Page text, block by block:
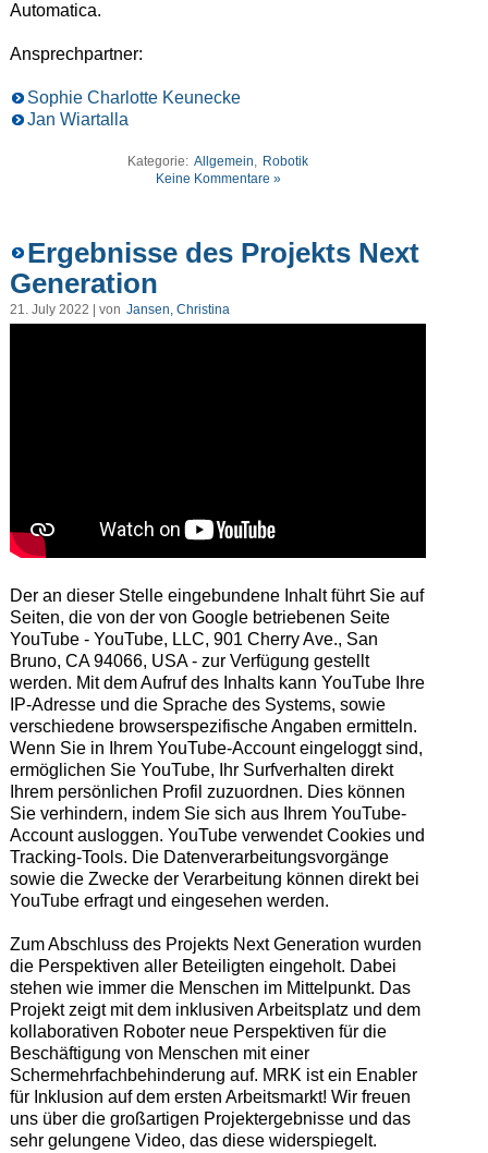
Automatica.
Ansprechpartner:
Sophie Charlotte Keunecke
Jan Wiartalla
Kategorie: Allgemein, Robotik
Keine Kommentare »
Ergebnisse des Projekts Next
Generation
21. July 2022 | von Jansen, Christina
Der an dieser Stelle eingebundene Inhalt führt Sie auf
Seiten, die von der von Google betriebenen Seite
YouTube - YouTube, LLC, 901 Cherry Ave., San
Bruno, CA 94066, USA - zur Verfügung gestellt
werden. Mit dem Aufruf des Inhalts kann YouTube Ihre
IP-Adresse und die Sprache des Systems, sowie
verschiedene browserspezifische Angaben ermitteln.
Wenn Sie in Ihrem YouTube-Account eingeloggt sind,
ermöglichen Sie YouTube, Ihr Surfverhalten direkt
Ihrem persönlichen Profil zuzuordnen. Dies können
Sie verhindern, indem Sie sich aus Ihrem YouTube-
Account ausloggen. YouTube verwendet Cookies und
Tracking-Tools. Die Datenverarbeitungsvorgänge
sowie die Zwecke der Verarbeitung können direkt bei
YouTube erfragt und eingesehen werden.
Zum Abschluss des Projekts Next Generation wurden
die Perspektiven aller Beteiligten eingeholt. Dabei
stehen wie immer die Menschen im Mittelpunkt. Das
Projekt zeigt mit dem inklusiven Arbeitsplatz und dem
kollaborativen Roboter neue Perspektiven für die
Beschäftigung von Menschen mit einer
Schermehrfachbehinderung auf. MRK ist ein Enabler
für Inklusion auf dem ersten Arbeitsmarkt! Wir freuen
uns über die großartigen Projektergebnisse und das
sehr gelungene Video, das diese widerspiegelt.